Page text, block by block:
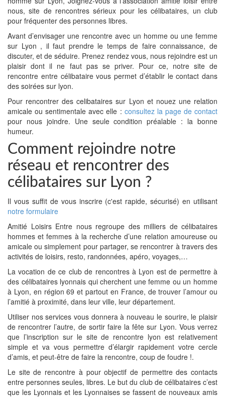
nous, site de rencontres sérieux pour les célibataires, un club
pour fréquenter des personnes libres.
Avant d’envisager une rencontre avec un homme ou une femme
sur Lyon , il faut prendre le temps de faire connaissance, de
discuter, et de séduire. Prenez rendez vous, nous rejoindre est un
plaisir dont il ne faut pas se priver. Pour ce, notre site de
rencontre entre célibataire vous permet d’établir le contact dans
des soirées sur lyon.
Pour rencontrer des celibataires sur Lyon et nouez une relation
amicale ou sentimentale avec elle : consultez la page de contact
pour nous joindre. Une seule condition préalable : la bonne
humeur.
Comment rejoindre notre
réseau et rencontrer des
célibataires sur Lyon ?
Il vous suffit de vous inscrire (c'est rapide, sécurisé) en utilisant
notre formulaire
Amitié Loisirs Entre nous regroupe des milliers de célibataires
hommes et femmes à la recherche d’une relation amoureuse ou
amicale ou simplement pour partager, se rencontrer à travers des
activités de loisirs, resto, randonnées, apéro, voyages,…
La vocation de ce club de rencontres à Lyon est de permettre à
des célibataires lyonnais qui cherchent une femme ou un homme
à Lyon, en région 69 et partout en France, de trouver l’amour ou
l’amitié à proximité, dans leur ville, leur département.
Utiliser nos services vous donnera à nouveau le sourire, le plaisir
de rencontrer l’autre, de sortir faire la fête sur Lyon. Vous verrez
que l’inscription sur le site de rencontre lyon est relativement
simple et va vous permettre d’élargir rapidement votre cercle
d’amis, et peut-être de faire la rencontre, coup de foudre !.
Le site de rencontre à pour objectif de permettre des contacts
entre personnes seules, libres. Le but du club de célibataires c’est
que les Lyonnais et les Lyonnaises se fassent de nouveaux amis